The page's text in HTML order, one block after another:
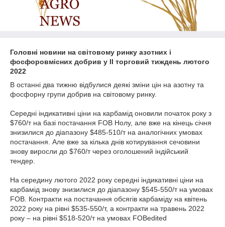
Головні новини на світовому ринку азотних і
фосфоровмісних добрив у II торговий тиждень лютого
2022
В останні два тижню відбулися деякі зміни цін на азотну та
фосфорну групи добрив на світовому ринку.
Середні індикативні ціни на карбамід оновили початок року з
$760/т на базі постачання FOB Нолу, але вже на кінець січня
знизилися до діапазону $485-510/т на аналогічних умовах
постачання. Але вже за кілька днів котирування сечовини
знову виросли до $760/т через оголошений індійський
тендер.
На середину лютого 2022 року середні індикативні ціни на
карбамід знову знизилися до діапазону $545-550/т на умовах
FOB. Контракти на постачання обсягів карбаміду на квітень
2022 року на рівні $535-550/т, а контракти на травень 2022
року – на рівні $518-520/т на умовах FOBedited